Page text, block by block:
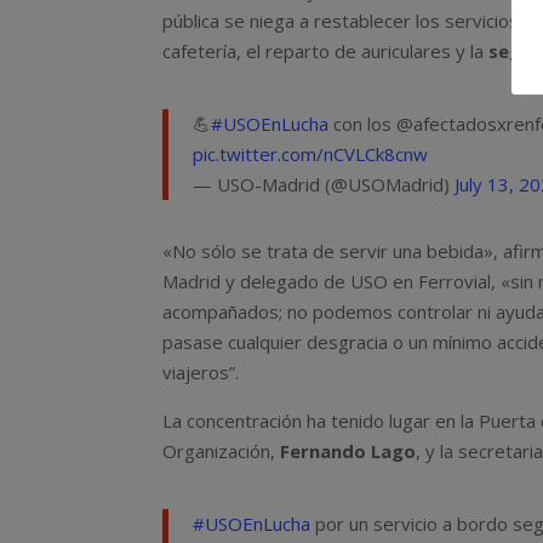
pública se niega a restablecer los servicios
cafetería, el reparto de auriculares y la
💪#USOEnLucha con los
pic.twitter.com/nCVLCk8cnw
— USO-Madrid (@USOMadrid) July 13,
«No sólo se trata de servir una bebida»,
Madrid y delegado de USO en Ferrovial,
acompañados; no podemos controlar ni
pasase cualquier desgracia o un mínimo
viajeros”.
La concentración ha tenido lugar en la
Organización, Fernando Lago, y la
#USOEnLucha por un servicio a bordo